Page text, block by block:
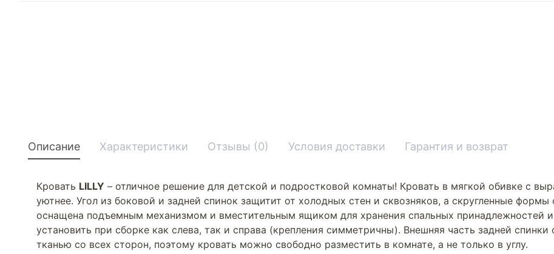
Описание Характеристики Отзывы (0) Условия доставки Гарантия и возврат
Кровать LILLY – отличное решение для детской и подростковой комнаты! Кровать в мягкой обивке с
уютнее. Угол из боковой и задней спинок защитит от холодных стен и сквозняков, а скругленные формы
оснащена подъемным механизмом и вместительным ящиком для хранения спальных принадлежностей
установить при сборке как слева, так и справа (крепления симметричны). Внешняя часть задней
тканью со всех сторон, поэтому кровать можно свободно разместить в комнате, а не только в углу.